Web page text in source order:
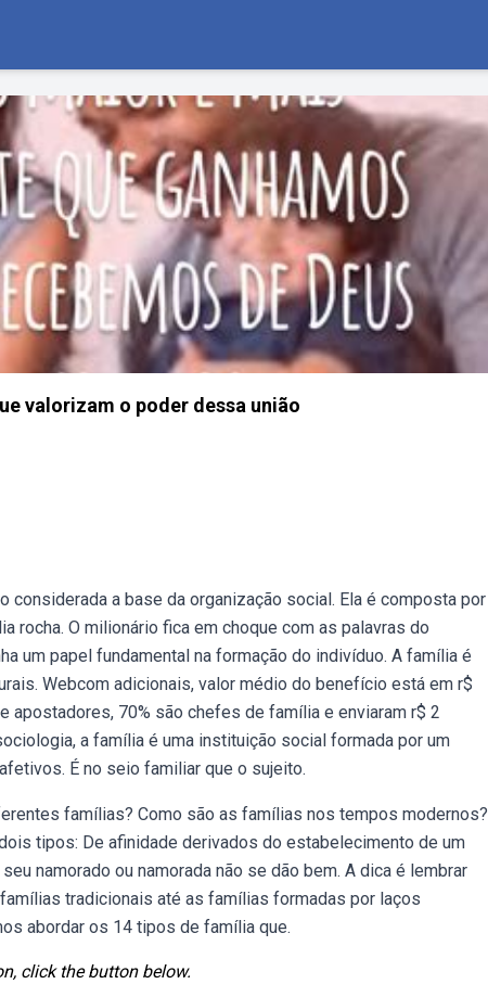
valorizam o poder dessa união
a base da organização social. Ela é composta por
rocha. O milionário fica em choque com as palavras do
um papel fundamental na formação do indivíduo. A família é
Webcom adicionais, valor médio do benefício está em r$
apostadores, 70% são chefes de família e enviaram r$ 2
a família é uma instituição social formada por um
É no seio familiar que o sujeito.
famílias? Como são as famílias nos tempos modernos?
tipos: De afinidade derivados do estabelecimento de um
namorado ou namorada não se dão bem. A dica é lembrar
tradicionais até as famílias formadas por laços
abordar os 14 tipos de família que.
click the button below.